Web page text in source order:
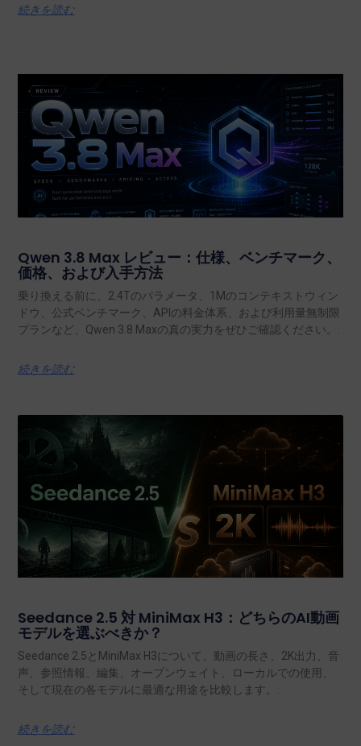
続きを読む
Qwen 3.8 Max レビュー：仕様、ベンチマーク、
価格、および入手方法
乗り換える前に、2.4Tのパラメータ、1Mのコンテキストウィン
ドウ、公式ベンチマーク、APIの料金体系、および利用量無制限
プランなど、Qwen 3.8 Maxの真の実力をぜひご確認ください。.
続きを読む
Seedance 2.5 対 MiniMax H3：どちらのAI動画
モデルを選ぶべきか？
Seedance 2.5とMiniMax H3について、動画の長さ、2K出力、音
声、参照情報、編集、オープンウェイト、ローカルでの使用、
そして現在の各モデルに最適な用途を比較します。.
続きを読む